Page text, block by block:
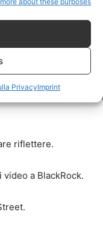
PrivacyImprint
riflettere.
a BlackRock.